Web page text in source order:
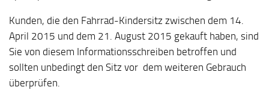
Kunden, die den Fahrrad-Kindersitz zwischen dem 14.
April 2015 und dem 21. August 2015 gekauft haben, sind
Sie von diesem Informationsschreiben betroffen und
sollten unbedingt den Sitz vor dem weiteren Gebrauch
überprüfen.